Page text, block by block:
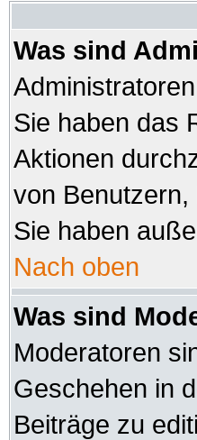
Was sind
Sie haben das
Aktionen
von
Sie haben
Nach oben
Was sind
Moderatoren
Geschehen in
Beiträge zu